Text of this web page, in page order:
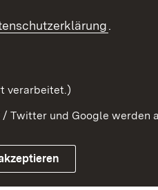
Kontakt
.
verarbeitet.)
Twitter und Google werden